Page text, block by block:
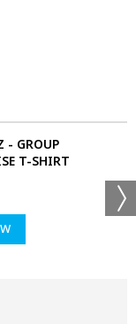
- GROUP
T-SHIRT